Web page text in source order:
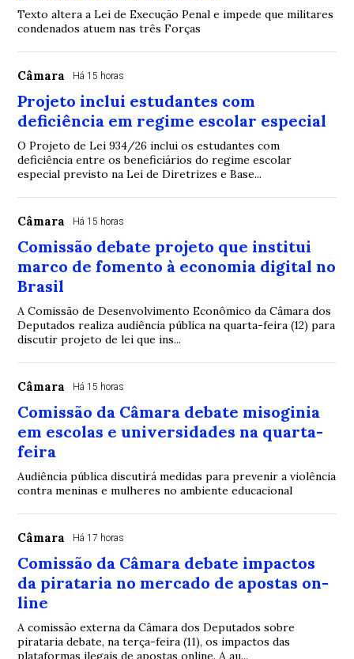
Texto altera a Lei de Execução Penal e impede que militares
condenados atuem nas três Forças
Câmara Há 15 horas
Projeto inclui estudantes com
deficiência em regime escolar especial
O Projeto de Lei 934/26 inclui os estudantes com
deficiência entre os beneficiários do regime escolar
especial previsto na Lei de Diretrizes e Base...
Câmara Há 15 horas
Comissão debate projeto que institui
marco de fomento à economia digital no
Brasil
A Comissão de Desenvolvimento Econômico da Câmara dos
Deputados realiza audiência pública na quarta-feira (12) para
discutir projeto de lei que ins...
Câmara Há 15 horas
Comissão da Câmara debate misoginia
em escolas e universidades na quarta-
feira
Audiência pública discutirá medidas para prevenir a violência
contra meninas e mulheres no ambiente educacional
Câmara Há 17 horas
Comissão da Câmara debate impactos
da pirataria no mercado de apostas on-
line
A comissão externa da Câmara dos Deputados sobre
pirataria debate, na terça-feira (11), os impactos das
plataformas ilegais de apostas online. A au...